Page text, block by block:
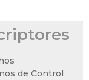
de Control